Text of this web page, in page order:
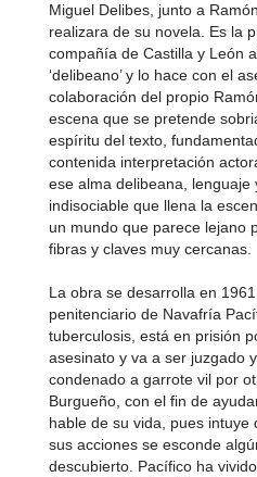
Miguel Delibes, junto a
realizara de su novela. Es la
compañía de Castilla y León
‘delibeano’ y lo hace con el
colaboración del propio
escena que se pretende
espíritu del texto,
contenida interpretación
ese alma delibeana,
indisociable que llena la
un mundo que parece lejano
fibras y claves muy cercanas.
La obra se desarrolla en
penitenciario de Navafría
tuberculosis, está en prisión
asesinato y va a ser juzgado
condenado a garrote vil por
Burgueño, con el fin de
hable de su vida, pues intuye
sus acciones se esconde
descubierto. Pacífico ha